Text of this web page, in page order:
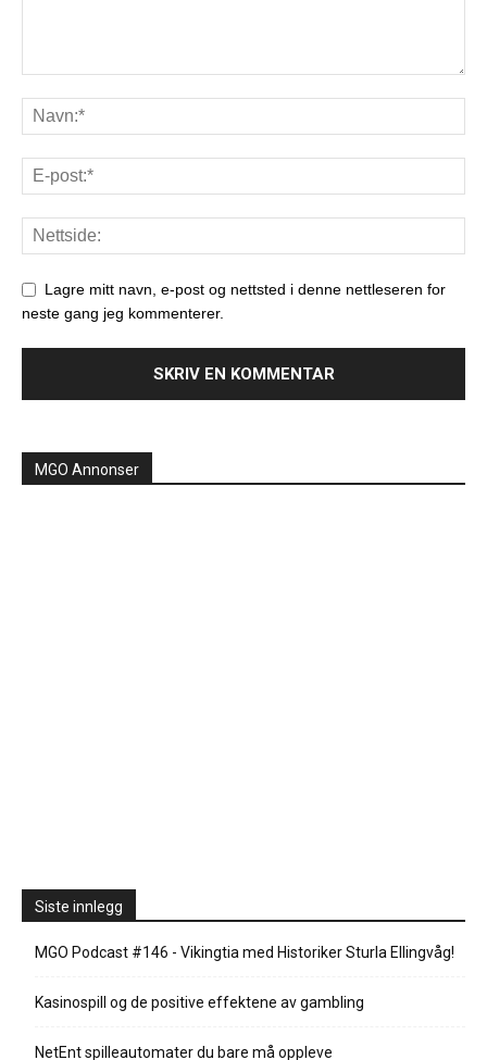
Lagre mitt navn, e-post og nettsted i denne nettleseren for
neste gang jeg kommenterer.
MGO Annonser
Siste innlegg
MGO Podcast #146 - Vikingtia med Historiker Sturla Ellingvåg!
Kasinospill og de positive effektene av gambling
NetEnt spilleautomater du bare må oppleve